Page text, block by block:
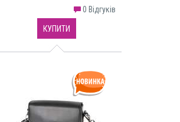
виготовлена з високоякісного
шкірзамінника та надійної
міцної підкладки.
0 Відгуків
КУПИТИ